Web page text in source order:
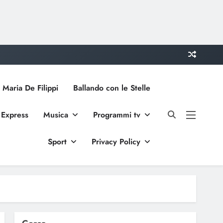
De Filippi Ballando con le Stelle
Musica Programmi tv
Sport Privacy Policy